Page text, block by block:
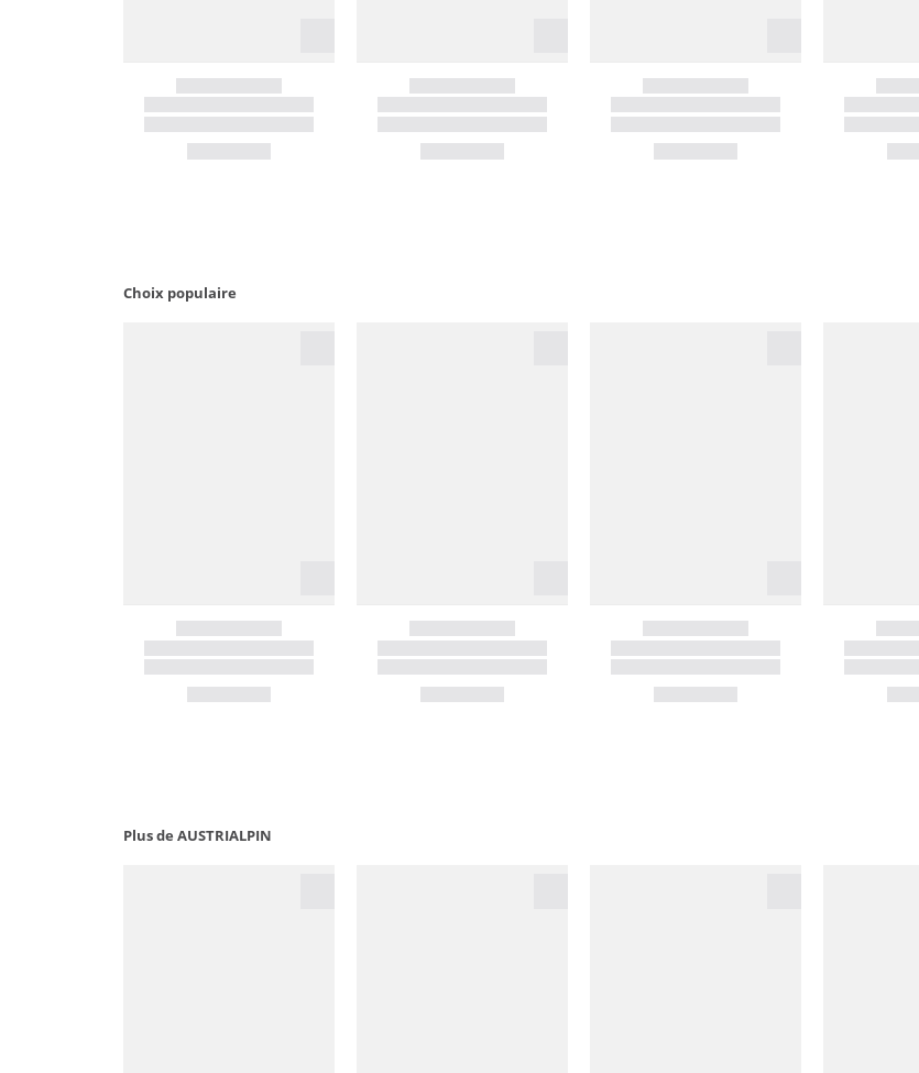
Choix populaire
Plus de AUSTRIALPIN